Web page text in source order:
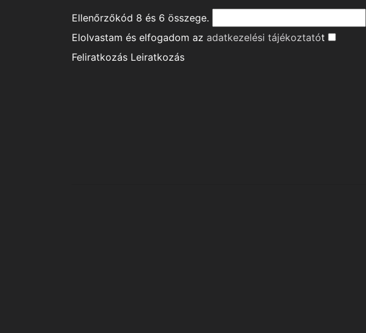
Ellenőrzőkód 8 és 6 összege.
Elolvastam és elfogadom az adatkezelési tájékoztatót
Feliratkozás Leiratkozás